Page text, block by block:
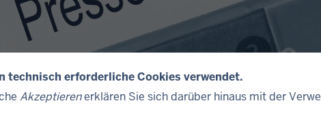
technisch erforderliche Cookies verwendet.
Akzeptierenerklären Sie sich darüber hinaus mit der